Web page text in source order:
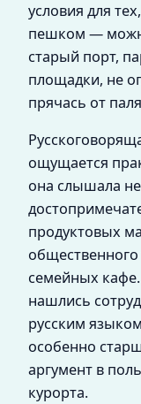
условия для
пешком —
старый порт,
площадки, не
прячась от
ощущается
она слышала
продуктовых
семейных
нашлись
русским
особенно
аргумент в
курорта.